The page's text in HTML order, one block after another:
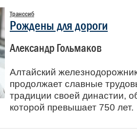
Транссиб
Рождены для дороги
Александр Гольмаков
Алтайский
продолжает славные
традиции своей династии,
которой превышает 750 лет.